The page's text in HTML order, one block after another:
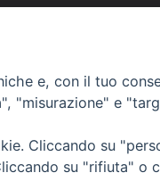
e, con il tuo
"misurazione" e
Cliccando su
su "rifiuta" o